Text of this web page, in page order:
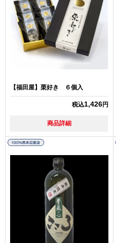
【福田屋】栗好き ６個入
税込1,426円
商品詳細